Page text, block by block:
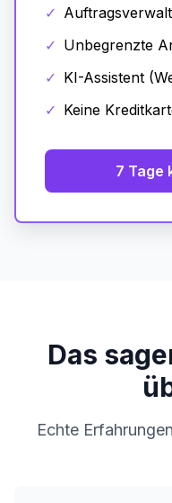
✓
✓ Unbegrenzte
✓ KI-Assistent
✓ Keine
7 Tage
Das
Echte